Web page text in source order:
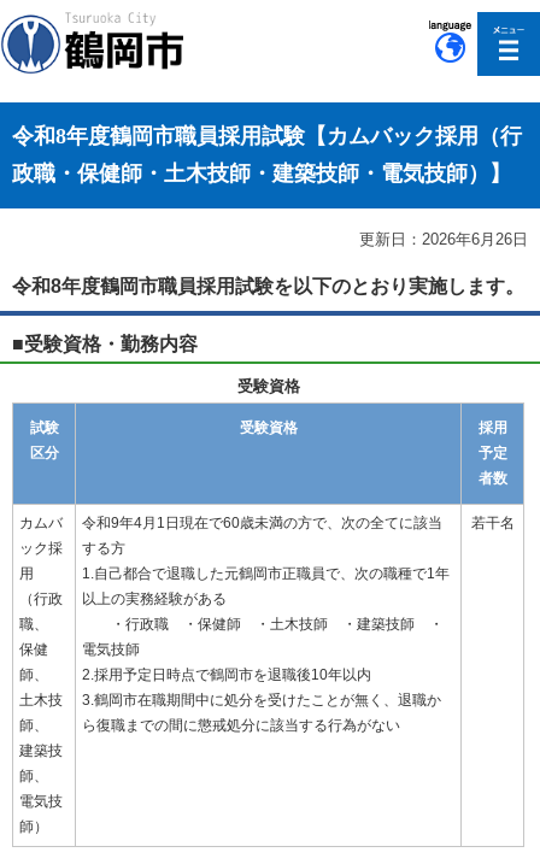
令和8年度鶴岡市職員採用試験【カムバック採用（行
政職・保健師・土木技師・建築技師・電気技師）】
更新日：2026年6月26日
令和8年度鶴岡市職員採用試験を以下のとおり実施します。
■受験資格・勤務内容
受験資格
試験
区分
受験資格
採用
予定
者数
カムバ
ック採
用
（行政
職、
保健
師、
土木技
師、
建築技
師、
電気技
師）
令和9年4月1日現在で60歳未満の方で、次の全てに該当
する方
1.自己都合で退職した元鶴岡市正職員で、次の職種で1年
以上の実務経験がある
・行政職 ・保健師 ・土木技師 ・建築技師 ・
電気技師
2.採用予定日時点で鶴岡市を退職後10年以内
3.鶴岡市在職期間中に処分を受けたことが無く、退職か
ら復職までの間に懲戒処分に該当する行為がない
若干名